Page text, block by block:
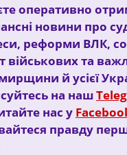
оперативно
новини про
реформи ВЛК,
військових та
й усієї
на наш
нас у
правду